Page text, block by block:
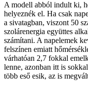
A modell abból indult ki,
helyeznék el. Ha csak
a sivatagban, viszont 50
szolárenergia együttes
számítani. A napelemek
felszínen emiatt
várhatóan 2,7 fokkal
lenne, azonban itt is
több eső esik, az is